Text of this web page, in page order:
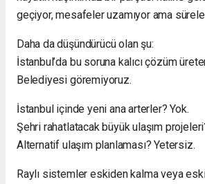
geçiyor, mesafeler uzamıyor ama
Daha da düşündürücü olan şu:
İstanbul’da bu soruna kalıcı çözüm
Belediyesi göremiyoruz.
İstanbul içinde yeni ana arterler? Yok.
Şehri rahatlatacak büyük ulaşım projeleri?
Alternatif ulaşım planlaması? Yetersiz.
Raylı sistemler eskiden kalma veya